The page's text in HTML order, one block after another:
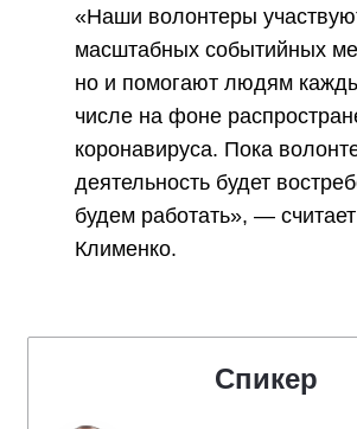
«Наши волонтеры
масштабных событийных
но и помогают людям
числе на фоне
коронавируса. Пока
деятельность будет
будем работать», —
Клименко.
Спикер